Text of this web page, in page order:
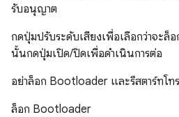
รับอนุญาต
กดปุ่มปรับระดับเสียงเพื่อเลือกว่าจะล็
นั้นกดปุ่มเปิด/ปิดเพื่อดำเนินการต่อ
อย่าล็อก Bootloader และรีสตาร์ทโท
ล็อก Bootloader